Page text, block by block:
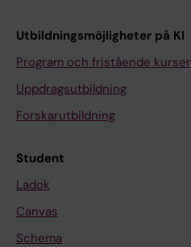
Utbildningsmöjligheter på KI
Program och fristående kurser
Uppdragsutbildning
Forskarutbildning
Student
Ladok
Canvas
Schema